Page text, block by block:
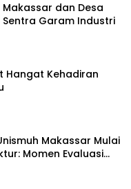
dan Desa
Garam Industri
Hangat Kehadiran
Makassar Mulai
Momen Evaluasi